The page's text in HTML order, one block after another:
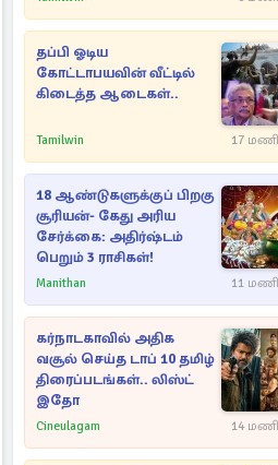
தப்பி ஓடிய
கோட்டாபயவின் வீட்டில்
கிடைத்த ஆடைகள்..
Tamilwin 17
18 ஆண்டுகளுக்குப் பிறகு
சூரியன்- கேது அரிய
சேர்க்கை: அதிர்ஷ்டம்
பெறும் 3 ராசிகள்!
Manithan 11
கர்நாடகாவில் அதிக
வசூல் செய்த டாப் 10 தமிழ்
திரைப்படங்கள்.. லிஸ்ட்
இதோ
Cineulagam 14